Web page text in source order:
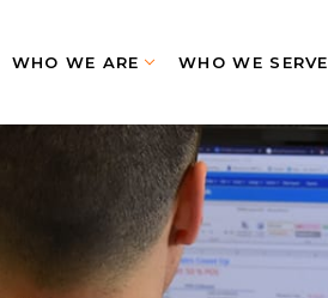
WHO WE ARE WHO WE SERVE